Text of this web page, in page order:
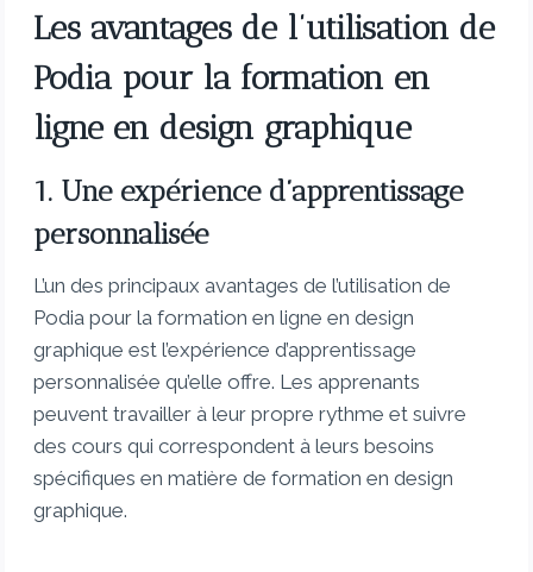
Les avantages de l’utilisation de
Podia pour la formation en
ligne en design graphique
1. Une expérience d’apprentissage
personnalisée
L’un des principaux avantages de l’utilisation de
Podia pour la formation en ligne en design
graphique est l’expérience d’apprentissage
personnalisée qu’elle offre. Les apprenants
peuvent travailler à leur propre rythme et suivre
des cours qui correspondent à leurs besoins
spécifiques en matière de formation en design
graphique.